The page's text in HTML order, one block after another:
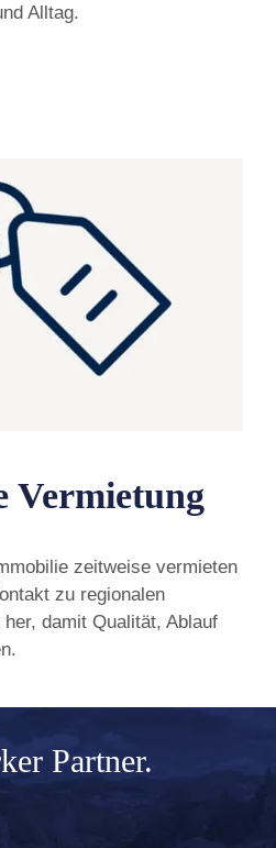
Alltag.
Vermietung
zeitweise vermieten
zu regionalen
damit Qualität, Ablauf
Partner.